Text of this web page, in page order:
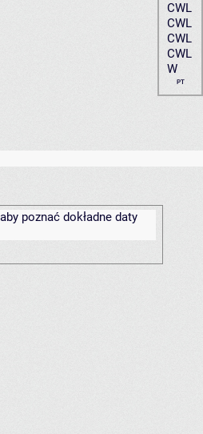
CWL
CWL
CWL
CWL
W
PT
poznać dokładne daty